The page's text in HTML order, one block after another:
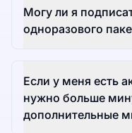
Могу ли я
одноразового
Если у меня есть
нужно больше
дополнительные